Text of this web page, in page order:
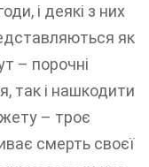
і деякі з них
як
– порочні
так і нашкодити
– троє
смерть своєї